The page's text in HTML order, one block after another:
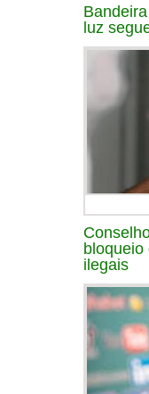
luz
bloqueio
ilegais